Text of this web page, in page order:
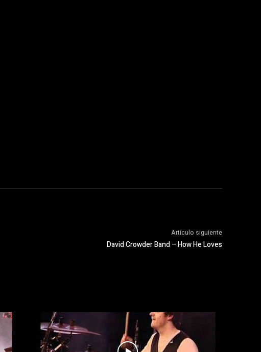
Artículo siguiente
David Crowder Band – How He Loves